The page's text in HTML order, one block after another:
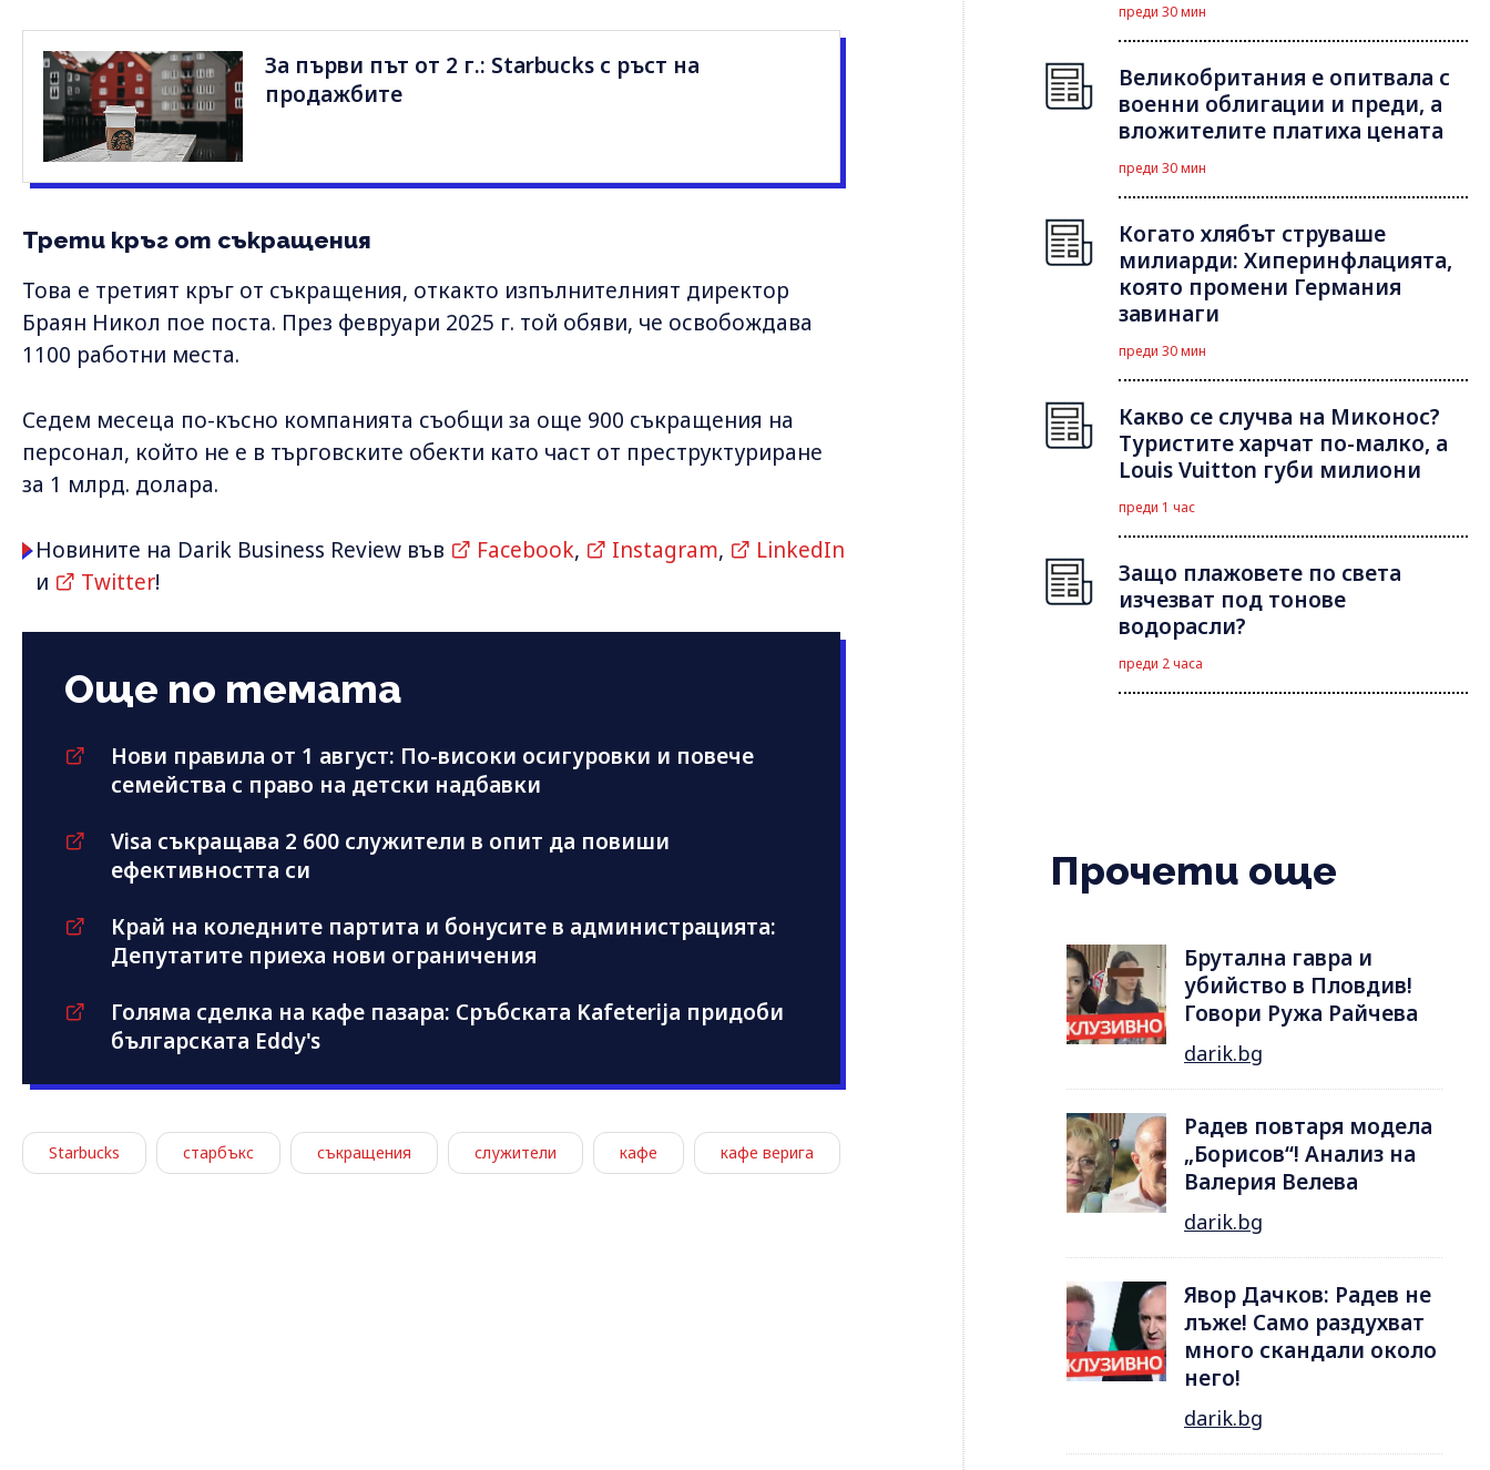
За първи път от 2 г.: Starbucks с ръст на
продажбите
Трети кръг от съкращения
Това е третият кръг от съкращения, откакто изпълнителният директор
Браян Никол пое поста. През февруари 2025 г. той обяви, че освобождава
1100 работни места.
Седем месеца по-късно компанията съобщи за още 900 съкращения на
персонал, който не е в търговските обекти като част от преструктуриране
за 1 млрд. долара.
Новините на Darik Business Review във Facebook, Instagram,
LinkedIn
и
Twitter!
Още по темата
Нови правила от 1 август: По-високи осигуровки и повече
семейства с право на детски надбавки
Visa съкращава 2 600 служители в опит да повиши
ефективността си
Край на коледните партита и бонусите в администрацията:
Депутатите приеха нови ограничения
Голяма сделка на кафе пазара: Сръбската Kafeterija придоби
българската Eddy's
Starbucks старбъкс съкращения служители кафе кафе верига
преди 30 мин
Великобритания е опитвала с
военни облигации и преди, а
вложителите платиха цената
преди 30 мин
Когато хлябът струваше
милиарди: Хиперинфлацията,
която промени Германия
завинаги
преди 30 мин
Какво се случва на Миконос?
Туристите харчат по-малко, а
Louis Vuitton губи милиони
преди 1 час
Защо плажовете по света
изчезват под тонове
водорасли?
преди 2 часа
Прочети още
Брутална гавра и
убийство в Пловдив!
Говори Ружа Райчева
darik.bg
Радев повтаря модела
„Борисов“! Анализ на
Валерия Велева
darik.bg
Явор Дачков: Радев не
лъже! Само раздухват
много скандали около
него!
darik.bg